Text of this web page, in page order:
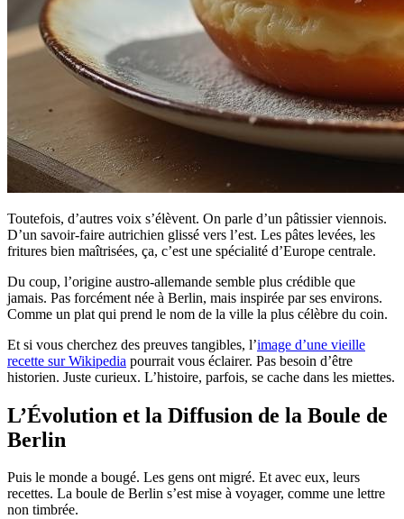
Toutefois, d’autres voix s’élèvent. On parle d’un pâtissier viennois.
D’un savoir-faire autrichien glissé vers l’est. Les pâtes levées, les
fritures bien maîtrisées, ça, c’est une spécialité d’Europe centrale.
Du coup, l’origine austro-allemande semble plus crédible que
jamais. Pas forcément née à Berlin, mais inspirée par ses environs.
Comme un plat qui prend le nom de la ville la plus célèbre du coin.
Et si vous cherchez des preuves tangibles, l’image d’une vieille
recette sur Wikipedia pourrait vous éclairer. Pas besoin d’être
historien. Juste curieux. L’histoire, parfois, se cache dans les miettes.
L’Évolution et la Diffusion de la Boule de
Berlin
Puis le monde a bougé. Les gens ont migré. Et avec eux, leurs
recettes. La boule de Berlin s’est mise à voyager, comme une lettre
non timbrée.